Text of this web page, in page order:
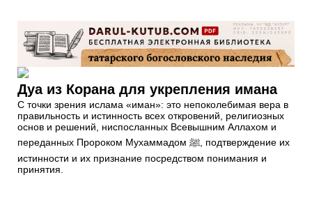
Дуа из Корана для укрепления имана
С точки зрения ислама «иман»: это непоколебимая вера в
правильность и истинность всех откровений, религиозных
основ и решений, ниспосланных Всевышним Аллахом и
переданных Пророком Мухаммадом ﷺ, подтверждение их
истинности и их признание посредством понимания и
принятия.